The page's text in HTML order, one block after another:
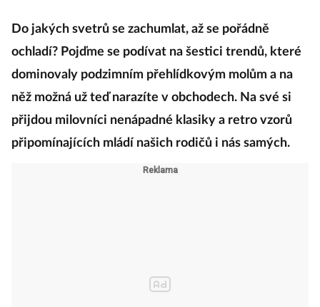
Do jakých svetrů se zachumlat, až se pořádně
ochladí? Pojďme se podívat na šestici trendů, které
dominovaly podzimním přehlídkovým molům a na
něž možná už teď narazíte v obchodech. Na své si
přijdou milovníci nenápadné klasiky a retro vzorů
připomínajících mládí našich rodičů i nás samých.